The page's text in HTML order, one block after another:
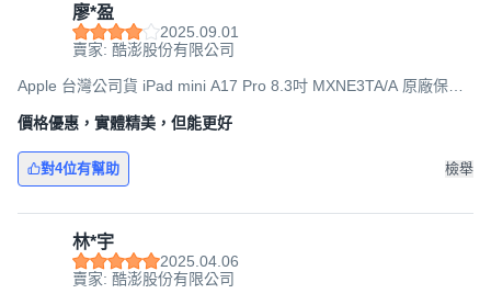
廖*盈
2025.09.01
賣家: 酷澎股份有限公司
Apple 台灣公司貨 iPad mini A17 Pro 8.3吋 MXNE3TA/A 原廠保固,
價格優惠，實體精美，但能更好
對4位有幫助 檢舉
林*宇
2025.04.06
賣家: 酷澎股份有限公司